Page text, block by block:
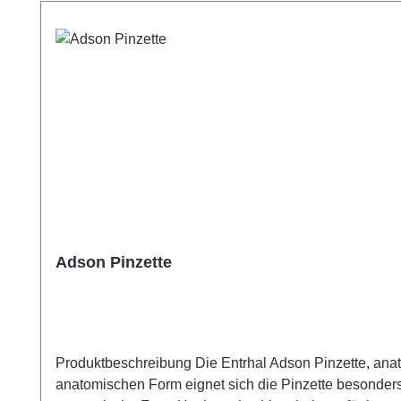
Adson Pinzette
Produktbeschreibung Die Entrhal Adson Pinzette,
anatomischen Form eignet sich die Pinzette besonders für